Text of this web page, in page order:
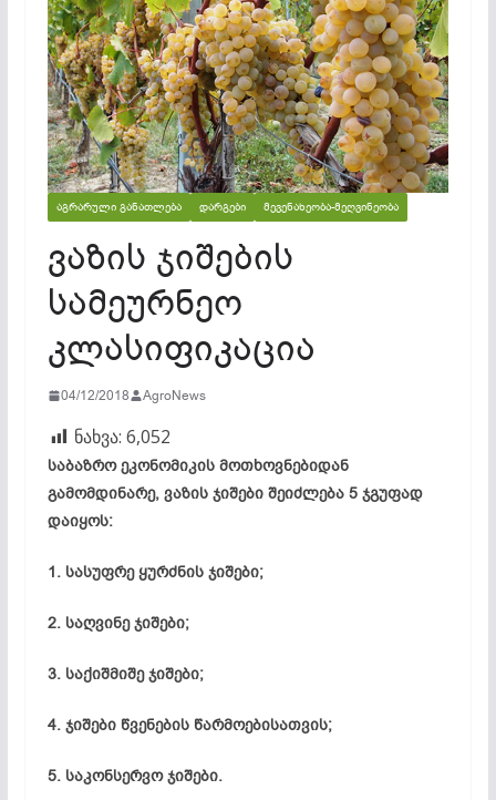
ᲐᲒᲠᲐᲠᲣᲚᲘ ᲒᲐᲜᲐᲗᲚᲔᲑᲐ ᲓᲐᲠᲒᲔᲑᲘ ᲛᲔᲕᲔᲜᲐᲮᲔᲝᲑᲐ-ᲛᲔᲦᲕᲘᲜᲔᲝᲑᲐ
ვაზის ჯიშების
სამეურნეო
კლასიფიკაცია
04/12/2018 AgroNews
ნახვა: 6,052
საბაზრო ეკონომიკის მოთხოვნებიდან
გამომდინარე, ვაზის ჯიშები შეიძლება 5 ჯგუფად
დაიყოს:
1. სასუფრე ყურძნის ჯიშები;
2. საღვინე ჯიშები;
3. საქიშმიშე ჯიშები;
4. ჯიშები წვენების წარმოებისათვის;
5. საკონსერვო ჯიშები.